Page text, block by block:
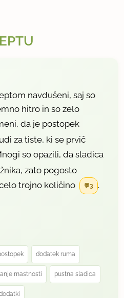
navdušeni, saj so
hitro in so zelo
da je postopek
za tiste, ki se prvič
so opazili, da sladica
zato pogosto
trojno količino
3 .
dodatek ruma
mastnosti pustna sladica